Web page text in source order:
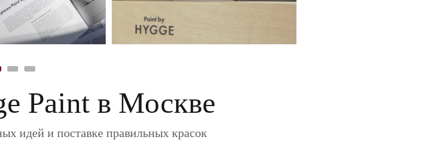
Paint в Москве
идей и поставке правильных красок